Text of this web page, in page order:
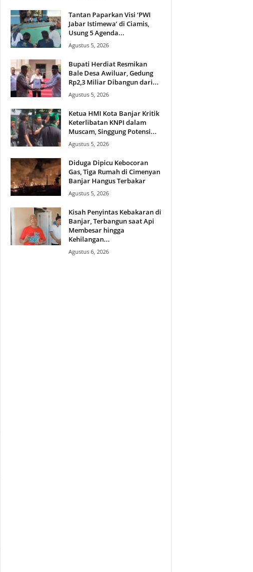
Tantan Paparkan Visi ‘PWI
Jabar Istimewa’ di Ciamis,
Usung 5 Agenda...
Agustus 5, 2026
Bupati Herdiat Resmikan
Bale Desa Awiluar, Gedung
Rp2,3 Miliar Dibangun dari...
Agustus 5, 2026
Ketua HMI Kota Banjar Kritik
Keterlibatan KNPI dalam
Muscam, Singgung Potensi...
Agustus 5, 2026
Diduga Dipicu Kebocoran
Gas, Tiga Rumah di Cimenyan
Banjar Hangus Terbakar
Agustus 5, 2026
Kisah Penyintas Kebakaran di
Banjar, Terbangun saat Api
Membesar hingga
Kehilangan...
Agustus 6, 2026